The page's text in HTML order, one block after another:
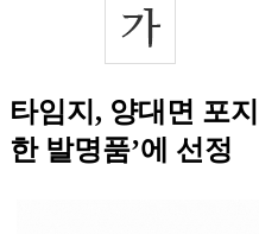
타임지, 양대면 포
한 발명품’에 선정